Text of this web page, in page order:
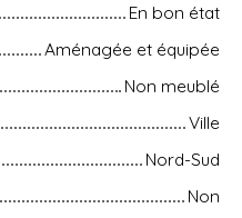
En bon état
Aménagée et équipée
Non meublé
Ville
Nord-Sud
Non